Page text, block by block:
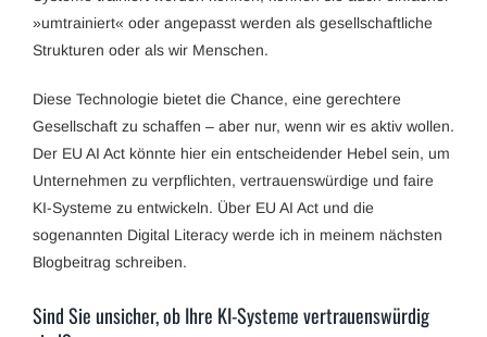
»umtrainiert« oder angepasst werden als gesellschaftliche
Strukturen oder als wir Menschen.
Diese Technologie bietet die Chance, eine gerechtere
Gesellschaft zu schaffen – aber nur, wenn wir es aktiv wollen.
Der EU AI Act könnte hier ein entscheidender Hebel sein, um
Unternehmen zu verpflichten, vertrauenswürdige und faire
KI-Systeme zu entwickeln. Über EU AI Act und die
sogenannten Digital Literacy werde ich in meinem nächsten
Blogbeitrag schreiben.
Sind Sie unsicher, ob Ihre KI-Systeme vertrauenswürdig